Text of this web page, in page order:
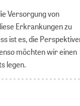
Versorgung von
Erkrankungen zu
ist es, die
möchten wir einen
legen.